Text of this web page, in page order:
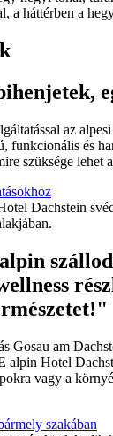
az
funkcionális és
szüksége lehet
Gosau am
alpin Hotel
vagy a
szakában